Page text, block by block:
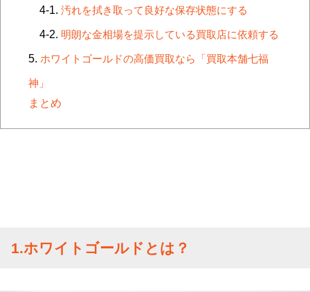
汚れを拭き取って良好な保存状態にする
明朗な金相場を提示している買取店に依頼する
ホワイトゴールドの高価買取なら「買取本舗七福
神」
まとめ
1.ホワイトゴールドとは？